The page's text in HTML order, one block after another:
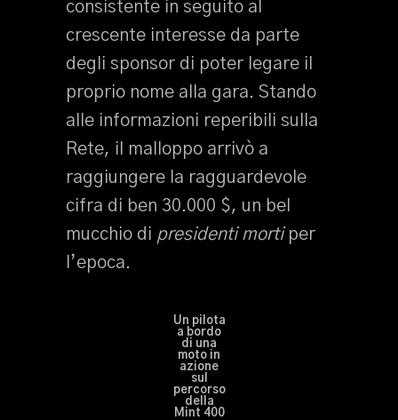
consistente in seguito al
crescente interesse da parte
degli sponsor di poter legare il
proprio nome alla gara. Stando
alle informazioni reperibili sulla
Rete, il malloppo arrivò a
raggiungere la ragguardevole
cifra di ben 30.000 $, un bel
mucchio di presidenti mortiper
l’epoca.
Un pilota
a bordo
di una
moto in
azione
sul
percorso
della
Mint 400